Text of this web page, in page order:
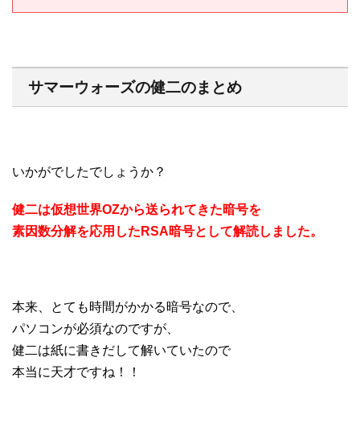
サマーウォーズの健二のまとめ
いかがでしたでしょうか？
健二は仮想世界OZから送られてきた暗号を
素因数分解を応用したRSA暗号として解読しました。
本来、とても時間がかかる暗号なので、
パソコンが必須なのですが、
健二は紙に書きだして解いていたので
本当に天才ですね！！